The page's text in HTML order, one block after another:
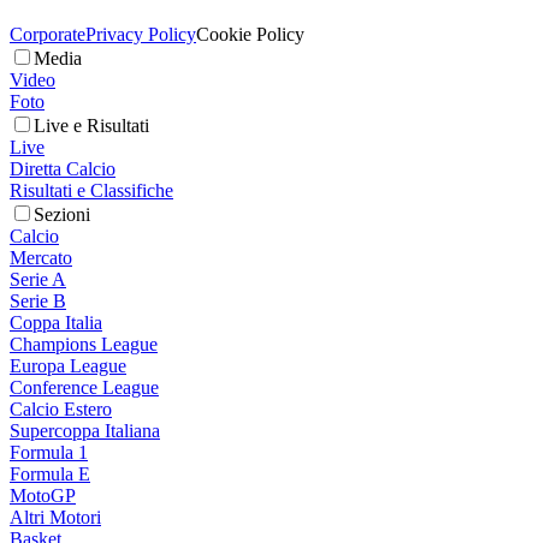
CorporatePrivacy PolicyCookie Policy
Media
Video
Foto
Live e Risultati
Live
Diretta Calcio
Risultati e Classifiche
Sezioni
Calcio
Mercato
Serie A
Serie B
Coppa Italia
Champions League
Europa League
Conference League
Calcio Estero
Supercoppa Italiana
Formula 1
Formula E
MotoGP
Altri Motori
Basket